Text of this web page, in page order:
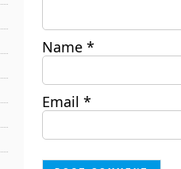
Name *
Email *